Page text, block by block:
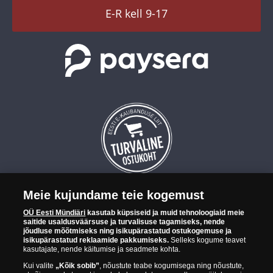
E-R kell 9-17
OÜ Eesti Mündiäri on maailma tuntumate rahapajade
kollektsioonimüntide ja -medalite levitaja Eestis. OÜ Eesti Mündiäri
kuulub ettevõttele "Samlerhuset Group“.
Euroopa ühel suuremal mündilevitajate grupil "Samlerhuset
Group" on allüksused 14 Euroopa riigis. Ettevõtete grupile kuulub
Norra vanim, endine riiklik rahapaja, mis tegutseb alates 1686.
Meie kujundame teie kogemust
OÜ Eesti Mündiäri kasutab küpsiseid ja muid tehnoloogiaid meie
saitide usaldusväärsuse ja turvalisuse tagamiseks, nende
jõudluse mõõtmiseks ning isikupärastatud ostukogemuse ja
isikupärastatud reklaamide pakkumiseks. Selleks kogume teavet
kasutajate, nende käitumise ja seadmete kohta.
Kui valite „Kõik sobib”, nõustute teabe kogumisega ning nõustute,